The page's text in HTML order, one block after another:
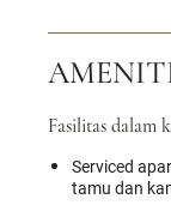
Fasilitas dalam
Serviced
tamu dan